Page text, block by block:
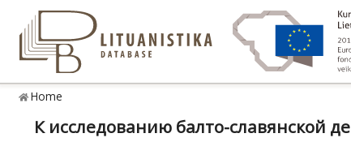
Home
К исследованию балто-славянской